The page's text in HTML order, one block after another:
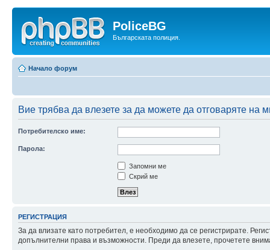
PoliceBG
Българската полиция.
Начало форум
Вие трябва да влезете за да можете да отговаряте на
Потребителско име:
Парола:
Запомни ме
Скрий ме
РЕГИСТРАЦИЯ
За да влизате като потребител, е необходимо да се регистрирате.
допълнителни права и възможности. Преди да влезете, прочетете